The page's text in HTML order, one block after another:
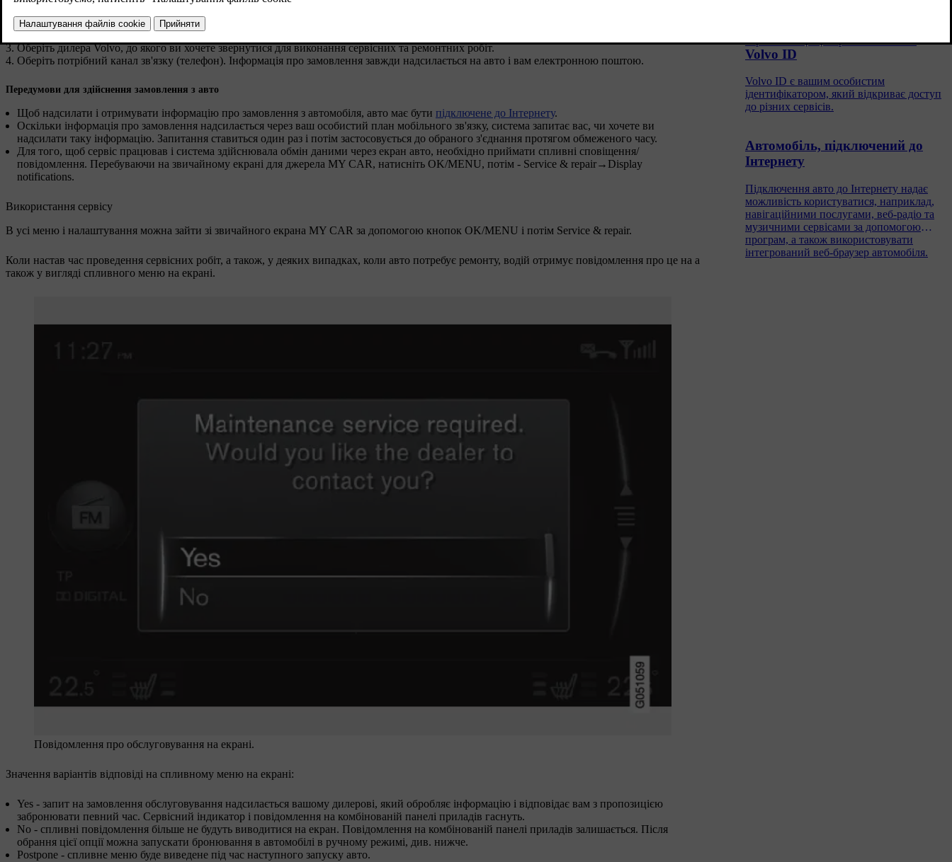
Пересвідчіться, що авто підключене до вашого профілю.
Пересвідчіться, що ваша контактна інформація правильна.
Оберіть дилера Volvo, до якого ви хочете звернутися для виконання сервісних та ремонтних робіт.
Оберіть потрібний канал зв'язку (телефон). Інформація про замовлення завжди надсилається на авто і вам електронною поштою.
Передумови для здійснення замовлення з авто
Щоб надсилати і отримувати інформацію про замовлення з автомобіля, авто має бути підключене до Інтернету.
Оскільки інформація про замовлення надсилається через ваш особистий план мобільного зв'язку, система запитає вас, чи хочете ви
надсилати таку інформацію. Запитання ставиться один раз і потім застосовується до обраного з'єднання протягом обмеженого часу.
Для того, щоб сервіс працював і система здійснювала обмін даними через екран авто, необхідно приймати спливні сповіщення/
повідомлення. Перебуваючи на звичайному екрані для джерела MY CAR, натисніть OK/MENU, потім - Service & repair→ Display
notifications.
Використання сервісу
В усі меню і налаштування можна зайти зі звичайного екрана MY CAR за допомогою кнопок OK/MENU і потім Service & repair.
Коли настав час проведення сервісних робіт, а також, у деяких випадках, коли авто потребує ремонту, водій отримує повідомлення про це на а
також у вигляді спливного меню на екрані.
Повідомлення про обслуговування на екрані.
Значення варіантів відповіді на спливному меню на екрані:
Yes - запит на замовлення обслуговування надсилається вашому дилерові, який обробляє інформацію і відповідає вам з пропозицією
забронювати певний час. Сервісний індикатор і повідомлення на комбінованій панелі приладів гаснуть.
No - спливні повідомлення більше не будуть виводитися на екран. Повідомлення на комбінованій панелі приладів залишається. Після
обрання цієї опції можна запускати бронювання в автомобілі в ручному режимі, див. нижче.
Postpone - спливне меню буде виведене під час наступного запуску авто.
верхній секції центральної консолі.
Volvo ID
Volvo ID є вашим особистим
ідентифікатором, який відкриває доступ
до різних сервісів.
Автомобіль, підключений до
Інтернету
Підключення авто до Інтернету надає
можливість користуватися, наприклад,
навігаційними послугами, веб-радіо та
музичними сервісами за допомогою
програм, а також використовувати
інтегрований веб-браузер автомобіля.